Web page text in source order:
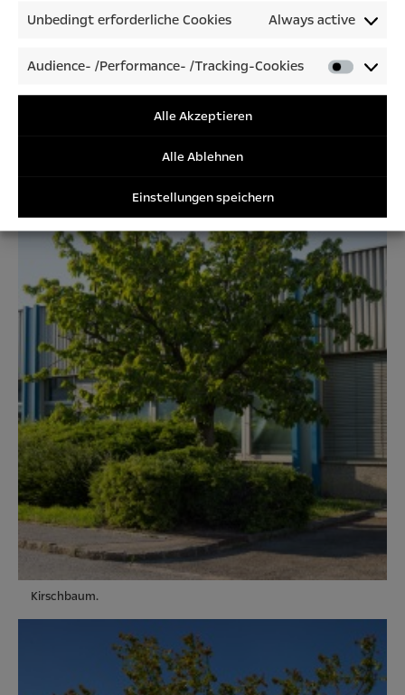
Unbedingt erforderliche Cookies Always active
Audience- /Performance- /Tracking-Cookies
/
Alle Akzeptieren
Alle Ablehnen
Einstellungen speichern
Stechfichte.
Kirschbaum.